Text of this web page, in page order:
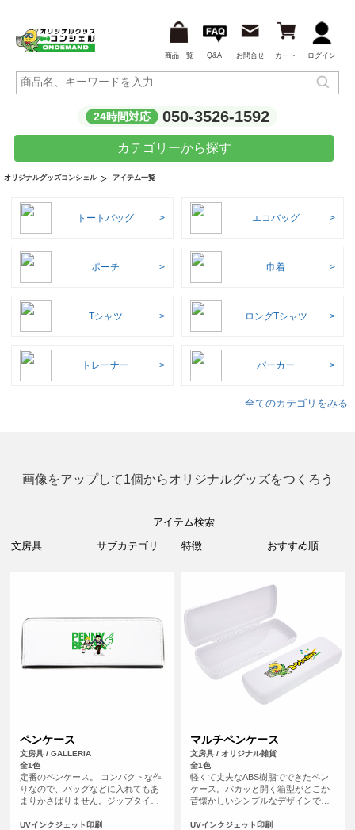
商品一覧 Q&A お問合せ カート ログイン
24時間対応 050-3526-1592
カテゴリーから探す
オリジナルグッズコンシェル アイテム一覧
トートバッグ エコバッグ
ポーチ 巾着
Tシャツ ロングTシャツ
トレーナー パーカー
全てのカテゴリをみる
画像をアップして1個からオリジナルグッズをつくろう
アイテム検索
ペンケース
文房具 / GALLERIA
全1色
定番のペンケース。 コンパクトな作
りなので、バッグなどに入れてもあ
まりかさばりません。ジップタイプ
じ柄の印刷になります。
UVインクジェット印刷
マルチペンケース
文房具 / オリジナル雑貨
全1色
軽くて丈夫なABS樹脂でできたペン
ケース。パカッと開く箱型がどこか
昔懐かしいシンプルなデザインで
ンを印刷して、スポーツチーム・ア
UVインクジェット印刷